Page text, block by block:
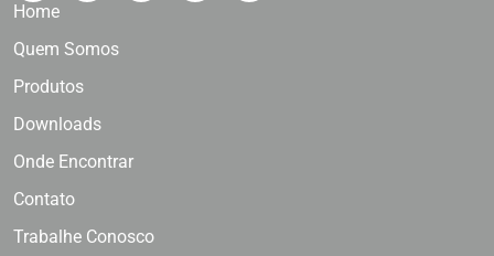
Home
Quem Somos
Produtos
Downloads
Onde Encontrar
Contato
Trabalhe Conosco